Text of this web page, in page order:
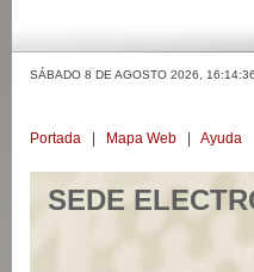
SÁBADO 8 DE AGOSTO 2026, 16:14:37
Portada Mapa Web Ayuda
SEDE